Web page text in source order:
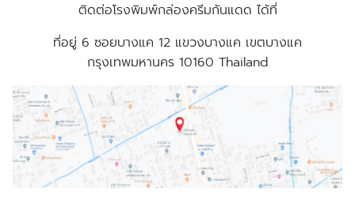
ติดต่อโรงพิมพ์กล่องครีมกันแดด ได้ที่
ที่อยู่ 6 ซอยบางแค 12 แขวงบางแค เขตบางแค
กรุงเทพมหานคร 10160 Thailand